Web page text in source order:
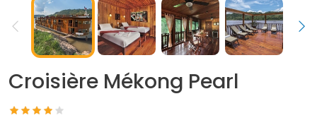
Croisière Mékong Pearl